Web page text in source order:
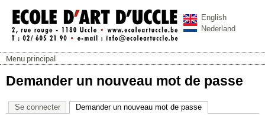
Aller au contenu principal
ecoleartuccle.be
English
Nederland
Menu principal
Menu principal
Demander un nouveau mot de passe
Se connecter Demander un nouveau mot de passe